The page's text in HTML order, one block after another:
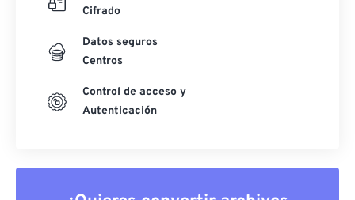
Cifrado
Datos seguros
Centros
Control de acceso y
Autenticación